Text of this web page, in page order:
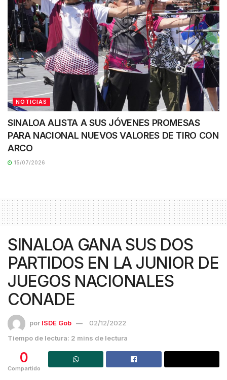
NOTICIAS
SINALOA ALISTA A SUS JÓVENES PROMESAS
PARA NACIONAL NUEVOS VALORES DE TIRO CON
ARCO
15/07/2026
SINALOA GANA SUS DOS
PARTIDOS EN LA JUNIOR DE
JUEGOS NACIONALES
CONADE
por ISDE Gob
02/12/2022
Tiempo de lectura: 2 mins de lectura
0
Compartido